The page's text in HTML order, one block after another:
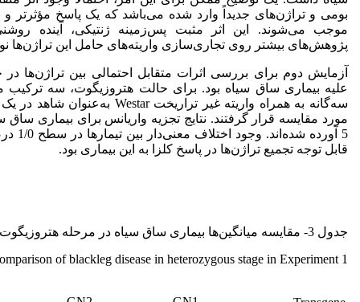
بومی و تراژن‌‌های جدیداً وارد شده می‌باشد که یک پاسخ مؤثرتر و
موجب می‌شوند. این اثر مثبت پس‌زمینه ژنتیکی، آینده
پژوهش‌های بیشتر روی تجاری‌سازی واریته‌های حامل این تراژن‌ها
آزمایش دوم برای بررسی اثرات متقابل احتمالی بین تراژن‌ها
علیه بیماری ساق سیاه بود. برای حالت هتروزیگوت، سه ترکیب
5 آورده
قابل توجه تجمیع تراژن‌ها در پاسخ کلزا به این بیماری بود.
جدول 3- مقایسه میانگین‌ها بیماری ساق سیاه در مرحله هتروزیگوت در آزمایش اول.
of blackleg disease in heterozygous stage in Experiment 1.